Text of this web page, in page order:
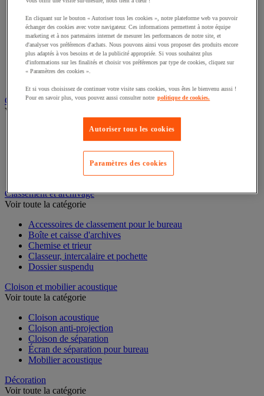
Éclairage scénique et architectural
Éclairage studio et accessoirisation
Équipement audio et Hi-Fi
Matériel de projection et vidéoprojection
Sonorisation et enregistrement professionnels
Studio Web radio et vidéo
Système d'affichage dynamique et interactif
Chauffage, climatisation et traitement de l'air
Voir toute la catégorie
Rafraîchisseur d'air
Traitement de l'air
Classement et archivage
Voir toute la catégorie
Accessoires de classement pour le bureau
Boîte et caisse d'archives
Chemise et trieur
Classeur, intercalaire et pochette
Dossier suspendu
Cloison et mobilier acoustique
Voir toute la catégorie
Cloison acoustique
Cloison anti-projection
Cloison de séparation
Écran de séparation pour bureau
Mobilier acoustique
Décoration
Voir toute la catégorie
En cliquant sur le bouton « Autoriser tous les cookies », notre plateforme web va pouvoir
échanger des cookies avec votre navigateur. Ces informations permettent à notre équipe
marketing et à nos partenaires internet de mesurer les performances de notre site, et
d'analyser vos préférences d'achats. Nous pouvons ainsi vous proposer des produits encore
plus adaptés à vos besoins et de la publicité appropriée. Si vous souhaitez plus
d'informations sur les finalités et choisir vos préférences par type de cookies, cliquez sur
« Paramètres des cookies ».
Et si vous choisissez de continuer votre visite sans cookies, vous êtes le bienvenu aussi !
Pour en savoir plus, vous pouvez aussi consulter notre politique de cookies.
Autoriser tous les cookies
Paramètres des cookies